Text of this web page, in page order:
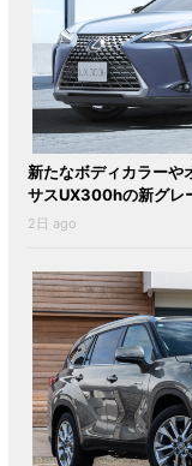
新たなボディカラーや
サスUX300hの新グレ
2日 ago